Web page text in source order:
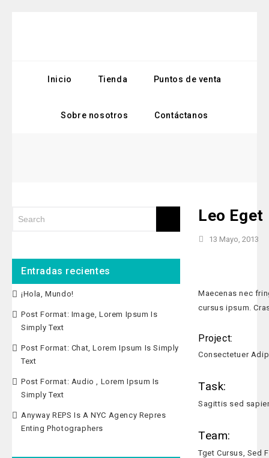
Inicio Tienda Puntos de venta
Sobre nosotros Contáctanos
Leo Eget
13 Mayo, 2013
Maecenas nec
cursus ipsum.
Project:
Consectetuer
Task:
Sagittis sed
Team:
Tget Cursus, Sed
Entradas recientes
¡Hola, Mundo!
Post Format: Image, Lorem Ipsum Is
Simply Text
Post Format: Chat, Lorem Ipsum Is Simply
Text
Post Format: Audio , Lorem Ipsum Is
Simply Text
Anyway REPS Is A NYC Agency Repres
Enting Photographers